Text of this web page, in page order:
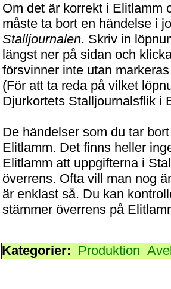
Om det är korrekt i Elitlamm
måste ta bort en händelse i
Stalljournalen. Skriv in
längst ner på sidan och
försvinner inte utan
(För att ta reda på vilket
Djurkortets Stalljournalsflik i
De händelser som du tar
Elitlamm. Det finns heller
Elitlamm att uppgifterna i
överrens. Ofta vill man nog
är enklast så. Du kan
stämmer överrens på
Kategorier: Produktion